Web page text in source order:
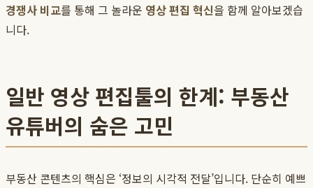
경쟁사 비교를 통해 그 놀라운 영상 편집 혁신을 함께 알아보겠습
니다.
일반 영상 편집툴의 한계: 부동산
유튜버의 숨은 고민
부동산 콘텐츠의 핵심은 ‘정보의 시각적 전달’입니다. 단순히 예쁘